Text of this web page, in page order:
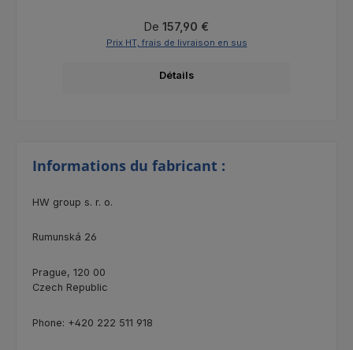
Prix régulier :
De 157,90 €
Prix HT, frais de livraison en sus
Détails
Informations du fabricant :
HW group s. r. o.
Rumunská 26
Prague, 120 00
Czech Republic
Phone: +420 222 511 918